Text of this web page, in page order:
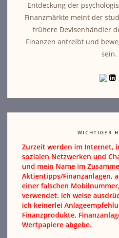
Entdeckung der
Finanzmärkte meint der
frühere Devisenhändler
Finanzen antreibt und
sein.
WICHTIGER
Zurzeit werden im Internet,
sozialen Netzwerken und
und mein Name im
Aktientipps/Finanzanlagen,
einer falschen
verwendet. Ich weise
ich keinerlei
Finanzprodukte,
Wertpapiere abgebe.